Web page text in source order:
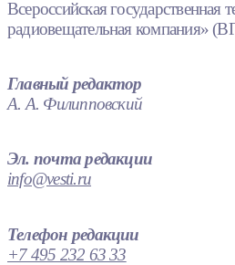
Всероссийская государственная
радиовещательная компания»
Главный редактор
А. А. Филипповский
Эл. почта редакции
info@vesti.ru
Телефон редакции
+7 495 232 63 33